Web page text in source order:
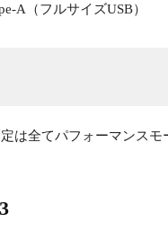
A（フルサイズUSB）
は全てパフォーマンスモ